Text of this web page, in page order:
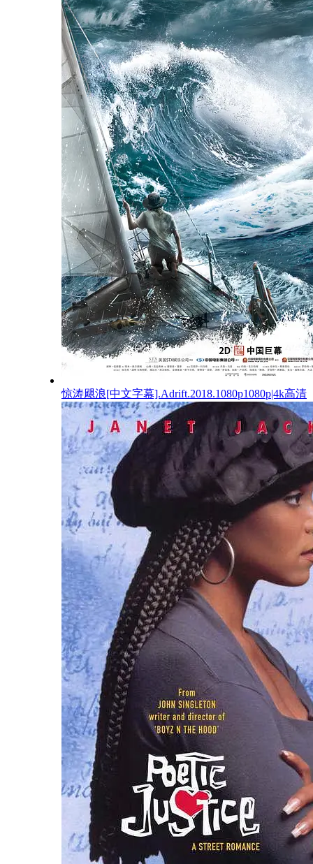
惊涛飓浪[中文字幕].Adrift.2018.1080p1080p|4k高清